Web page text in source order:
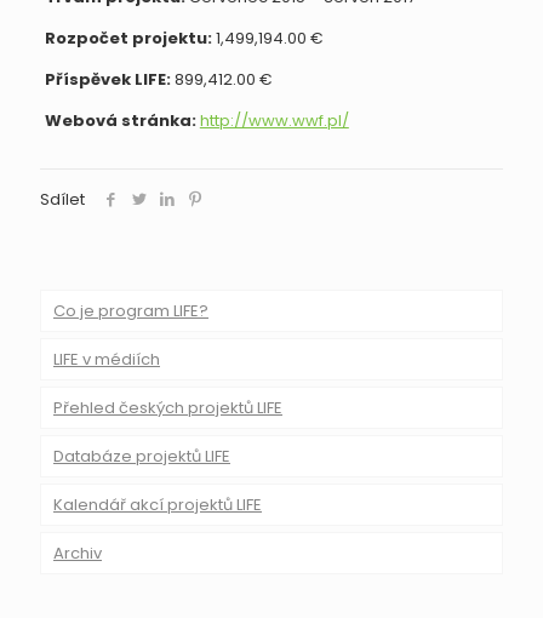
Rozpočet projektu:1,499,194.00 €
Příspěvek LIFE:899,412.00 €
Webová stránka:http://www.wwf.pl/
Sdílet
Co je program LIFE?
LIFE v médiích
Přehled českých projektů LIFE
Databáze projektů LIFE
Kalendář akcí projektů LIFE
Archiv